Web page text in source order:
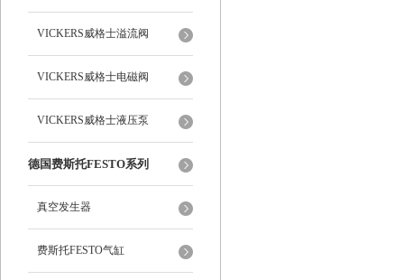
VICKERS威格士溢流阀
VICKERS威格士电磁阀
VICKERS威格士液压泵
德国费斯托FESTO系列
真空发生器
费斯托FESTO气缸